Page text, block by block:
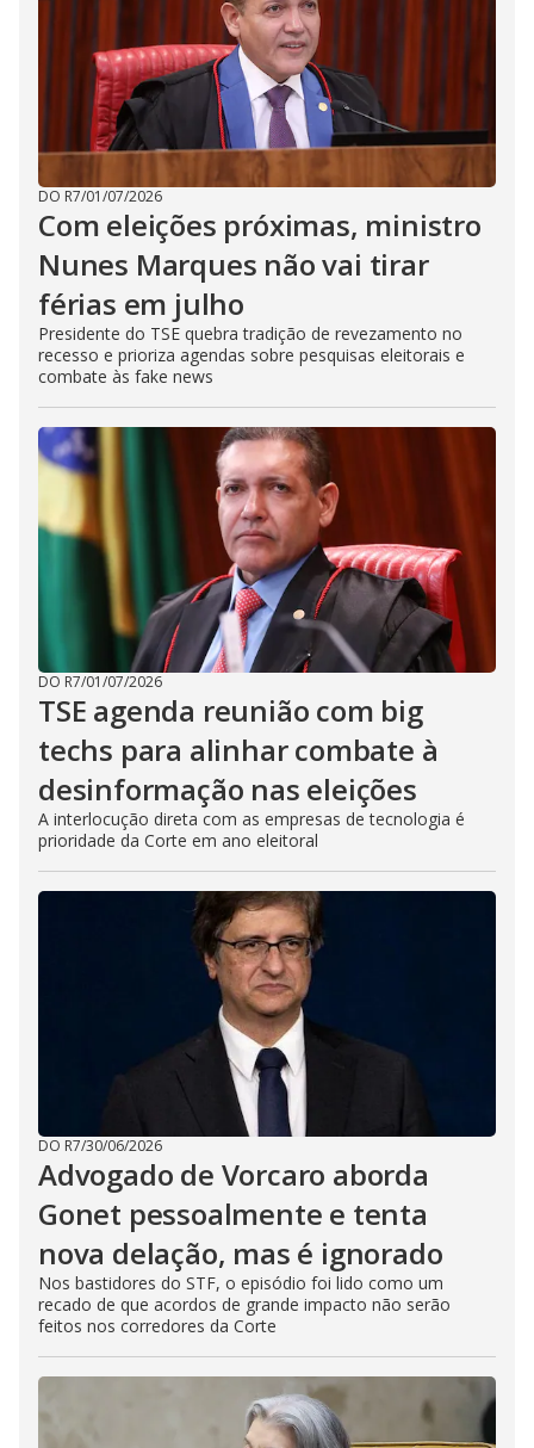
DO R7/01/07/2026
Com eleições próximas, ministro
Nunes Marques não vai tirar
férias em julho
Presidente do TSE quebra tradição de revezamento no
recesso e prioriza agendas sobre pesquisas eleitorais e
combate às fake news
DO R7/01/07/2026
TSE agenda reunião com big
techs para alinhar combate à
desinformação nas eleições
A interlocução direta com as empresas de tecnologia é
prioridade da Corte em ano eleitoral
DO R7/30/06/2026
Advogado de Vorcaro aborda
Gonet pessoalmente e tenta
nova delação, mas é ignorado
Nos bastidores do STF, o episódio foi lido como um
recado de que acordos de grande impacto não serão
feitos nos corredores da Corte